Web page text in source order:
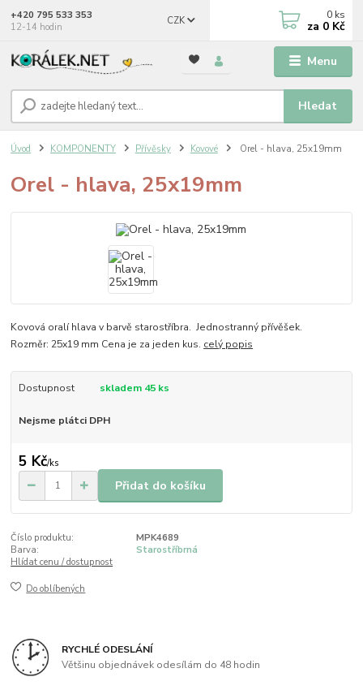
Menu
CZK
Hledat
+420 795 533 353
12-14 hodin
0 ks
za 0 Kč
Úvod KOMPONENTY Přívěsky Kovové Orel - hlava, 25x19mm
Orel - hlava, 25x19mm
Kovová oralí hlava v barvě starostříbra. Jednostranný přívěšek.
Rozměr: 25x19 mm Cena je za jeden kus. celý popis
Dostupnost skladem 45 ks
Nejsme plátci DPH
5 Kč/ks
Přidat do košíku
Číslo produktu:
MPK4689
Barva:
Starostříbrná
Hlídat cenu / dostupnost
Do oblíbených
RYCHLÉ ODESLÁNÍ
Většinu objednávek odesílám do 48 hodin